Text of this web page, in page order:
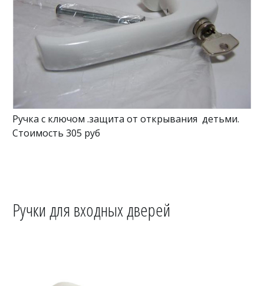
Ручка с ключом .защита от открывания детьми.
Стоимость 305 руб
Ручки для входных дверей